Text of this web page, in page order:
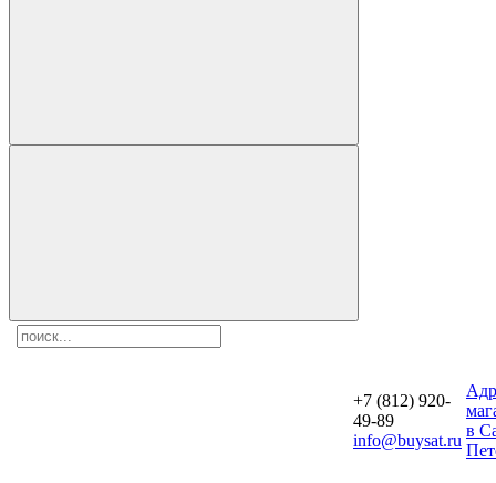
+7 (812) 920-
49-89
info@buysat.ru
в